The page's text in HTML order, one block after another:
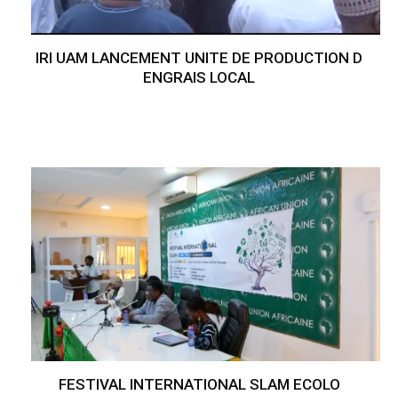
IRI UAM LANCEMENT UNITE DE PRODUCTION D
ENGRAIS LOCAL
FESTIVAL INTERNATIONAL SLAM ECOLO